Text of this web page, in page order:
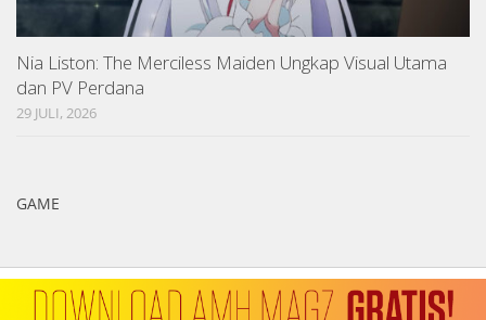
Nia Liston: The Merciless Maiden Ungkap Visual Utama
dan PV Perdana
29 JULI, 2026
GAME